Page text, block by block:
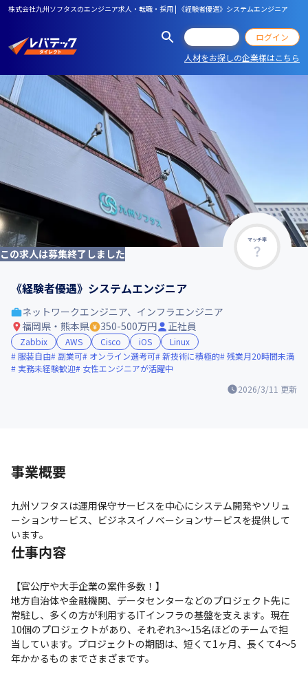
株式会社九州ソフタスのエンジニア求人・転職・採用 | 《経験者優遇》システムエンジニア
ログイン
人材をお探しの企業様はこちら
マッチ率
この求人は募集終了しました
《経験者優遇》システムエンジニア
2026/3/11 更新
ネットワークエンジニア、インフラエンジニア
福岡県・熊本県
350-500万円 正社員
Zabbix AWS Cisco iOS
Linux
服装自由
副業可 オンライン選考可 新技術に積極的 残業月20時間未満
実務未経験歓迎
女性エンジニアが活躍中
事業概要
九州ソフタスは運用保守サービスを中心にシステム開発やソリュ
ーションサービス、ビジネスイノベーションサービスを提供して
います。
仕事内容
【官公庁や大手企業の案件多数！】
地方自治体や金融機関、データセンターなどのプロジェクト先に
常駐し、多くの方が利用するITインフラの基盤を支えます。現在
10個のプロジェクトがあり、それぞれ3～15名ほどのチームで担
当しています。プロジェクトの期間は、短くて1ヶ月、長くて4～5
年かかるものまでさまざまです。